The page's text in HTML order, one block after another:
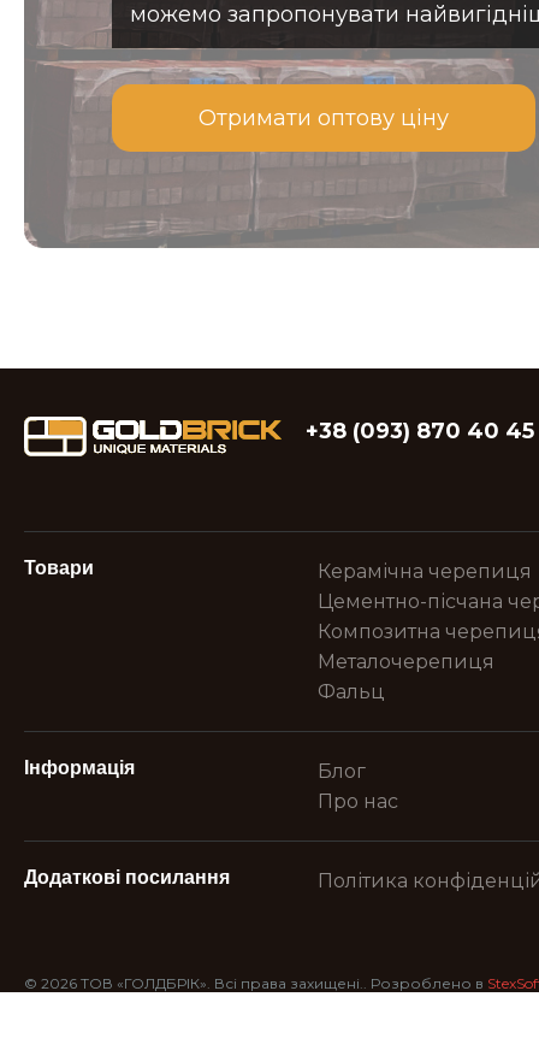
можемо запропонувати
Отримати оптову ціну
+38 (093) 870 40 45
Товари
Керамічна черепиця
Цементно-пісчана
Композитна
Металочерепиця
Фальц
Інформація
Блог
Про нас
Додаткові посилання Політика
© 2026 ТОВ «ГОЛДБРІК». Всі права захищені.. Розроблено в